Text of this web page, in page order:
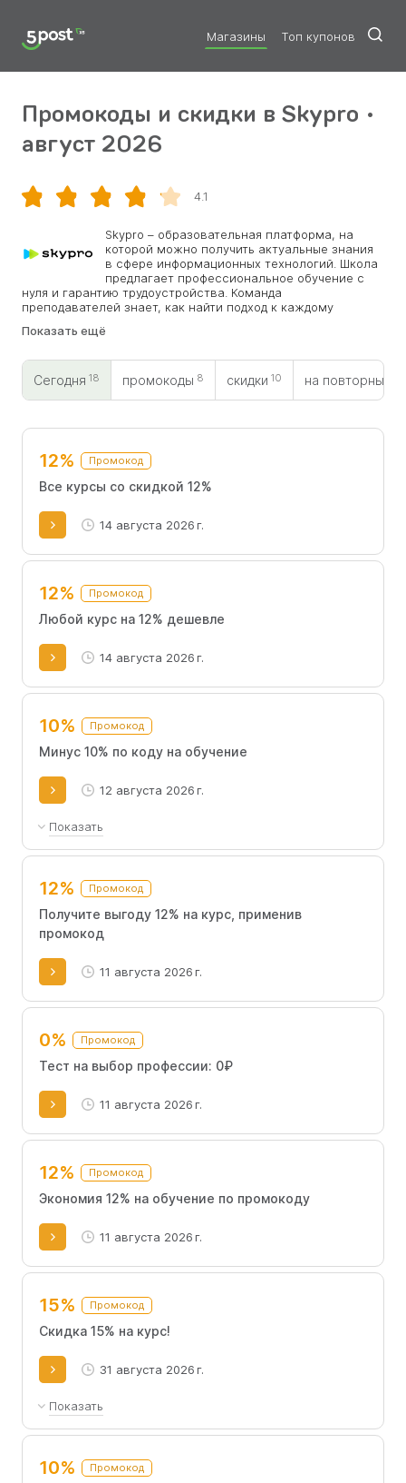
Магазины Топ купонов
Промокоды и скидки в Skypro •
август 2026
Сегодня 18 промокоды 8 скидки 10 на повторный
12% Промокод
Все курсы со скидкой 12%
14 августа 2026 г.
12% Промокод
Любой курс на 12% дешевле
14 августа 2026 г.
10% Промокод
Минус 10% по коду на обучение
12 августа 2026 г.
Показать
Эта скидка может использоваться вместе с
другими акционными предложениями на веб-
сайте и предоставляется исключительно
новым клиентам. Чтобы получить промокод,
необходимо связаться с менеджером школы.
12% Промокод
Получите выгоду 12% на курс, применив
промокод
11 августа 2026 г.
0% Промокод
Тест на выбор профессии: 0₽
11 августа 2026 г.
12% Промокод
Экономия 12% на обучение по промокоду
11 августа 2026 г.
15% Промокод
Скидка 15% на курс!
31 августа 2026 г.
Показать
Скидка по промокоду может работать не на все
10% Промокод
4.1
Skypro – образовательная платформа, на
которой можно получить актуальные знания
в сфере информационных технологий. Школа
предлагает профессиональное обучение с
нуля и гарантию трудоустройства. Команда
преподавателей знает, как найти подход к каждому
спектра профессий: маркетинг, анализ данных,
обучения является подача только важного материала, без
воды, а также домашние задания, которые помогут набрать
практического опыта. Компания активно проводит скидки,
Показать ещё
Скопировать